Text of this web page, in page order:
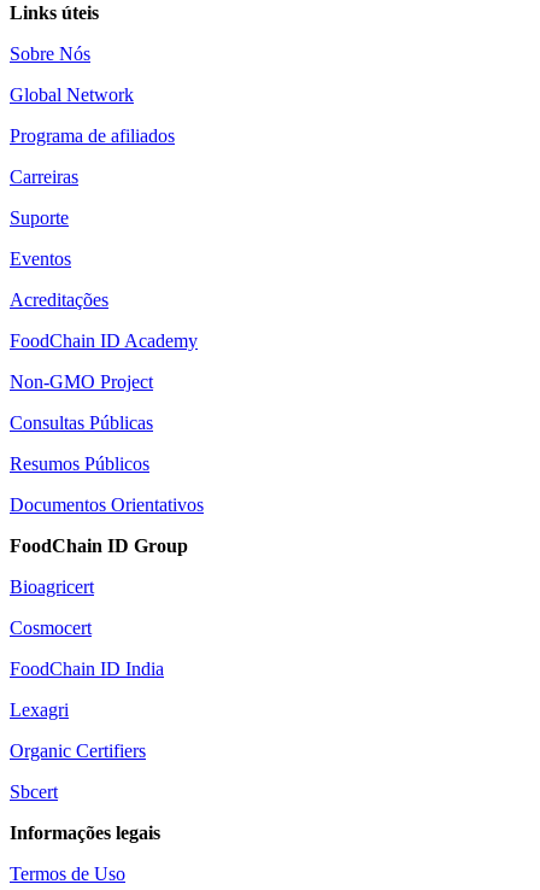
Links úteis
Sobre Nós
Global Network
Programa de afiliados
Carreiras
Suporte
Eventos
Acreditações
FoodChain ID Academy
Non-GMO Project
Consultas Públicas
Resumos Públicos
Documentos Orientativos
FoodChain ID Group
Bioagricert
Cosmocert
FoodChain ID India
Lexagri
Organic Certifiers
Sbcert
Informações legais
Termos de Uso